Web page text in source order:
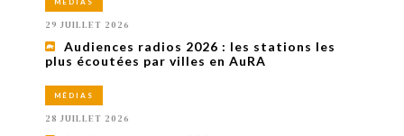
MÉDIAS
29 JUILLET 2026
Audiences radios 2026 : les stations les
plus écoutées par villes en AuRA
MÉDIAS
28 JUILLET 2026